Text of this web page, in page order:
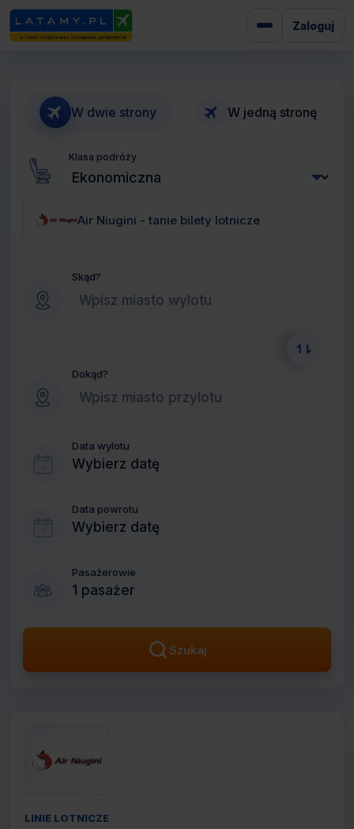
Zaloguj
W dwie strony W jedną stronę
Klasa podróży
Air Niugini - tanie bilety lotnicze
Skąd?
Dokąd?
Data wylotu
Wybierz datę
Data powrotu
Wybierz datę
Pasażerowie
1 pasażer
Szukaj
LINIE LOTNICZE